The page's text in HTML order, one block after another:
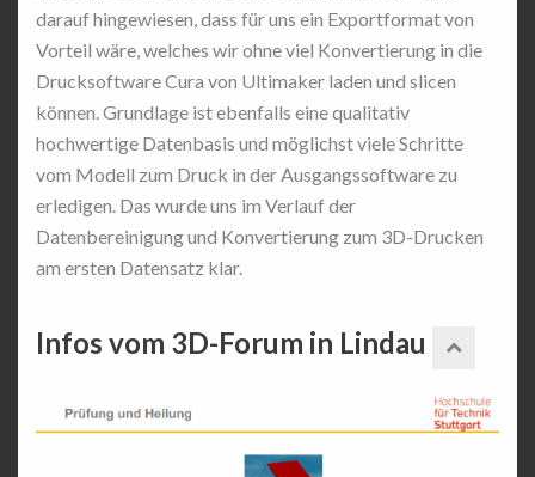
darauf hingewiesen, dass für uns ein Exportformat von
Vorteil wäre, welches wir ohne viel Konvertierung in die
Drucksoftware Cura von Ultimaker laden und slicen
können. Grundlage ist ebenfalls eine qualitativ
hochwertige Datenbasis und möglichst viele Schritte
vom Modell zum Druck in der Ausgangssoftware zu
erledigen. Das wurde uns im Verlauf der
Datenbereinigung und Konvertierung zum 3D-Drucken
am ersten Datensatz klar.
Infos vom 3D-Forum in Lindau